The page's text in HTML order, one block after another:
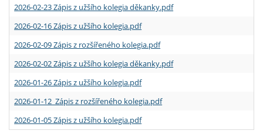
2026-02-23 Zápis z užšího kolegia děkanky.pdf
2026-02-16 Zápis z užšího kolegia.pdf
2026-02-09 Zápis z rozšířeného kolegia.pdf
2026-02-02 Zápis z užšího kolegia děkanky.pdf
2026-01-26 Zápis z užšího kolegia.pdf
2026-01-12 Zápis z rozšířeného kolegia.pdf
2026-01-05 Zápis z užšího kolegia.pdf